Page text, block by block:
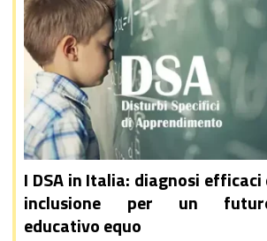
I DSA in Italia: diagnosi efficaci
inclusione per un
educativo equo